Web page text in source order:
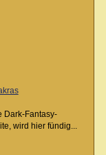
Dark-Fantasy-
wird hier fündig...